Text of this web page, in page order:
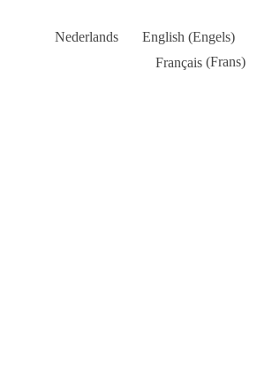
Nederlands English(Engels)
Français (Frans)